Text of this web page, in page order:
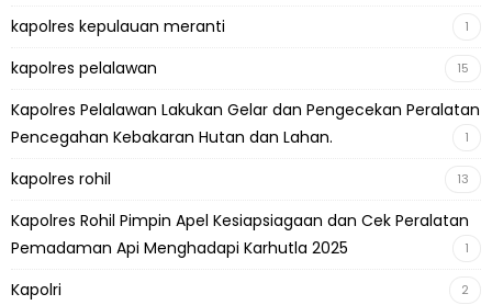
kapolres kepulauan meranti 1
kapolres pelalawan 15
Kapolres Pelalawan Lakukan Gelar dan Pengecekan Peralatan
Pencegahan Kebakaran Hutan dan Lahan.
1
kapolres rohil 13
Kapolres Rohil Pimpin Apel Kesiapsiagaan dan Cek Peralatan
Pemadaman Api Menghadapi Karhutla 2025
1
Kapolri 2